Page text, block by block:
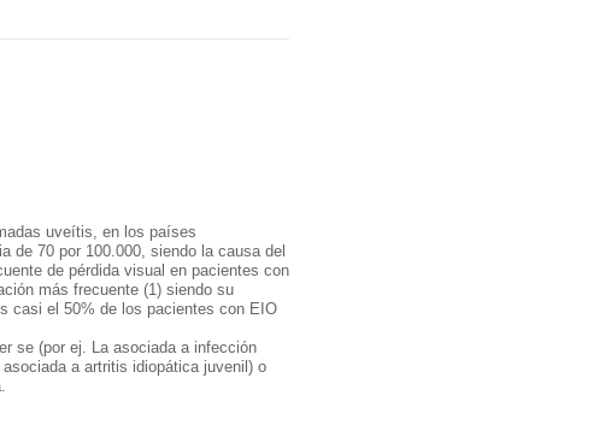
uveítis, en los países
de 70 por 100.000, siendo la causa del
de pérdida visual en pacientes con
más frecuente (1) siendo su
casi el 50% de los pacientes con EIO
se (por ej. La asociada a infección
a artritis idiopática juvenil) o